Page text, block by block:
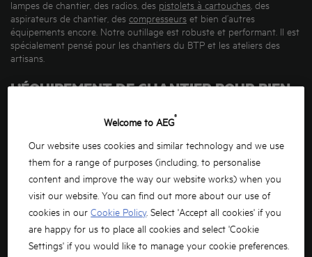
lampes de chantier, des radios, des pistolets à cartouches , des
aspirateurs de chantier, descompresseurs et bien d’autres
équipements encore. Notre outillage est robuste et performant. Il est
spécialement pensé pour les chantiers du BTP et les ateliers des
artisans.
L’ÉQUIPEMENT DE CHANTIER POUR BIEN
Il y a toujours quelque chose à mesurer sur un chantier.
VOIR PLUS
VENTILATEURS ÉCLAIRAGE RADIOS DE CHANTIER
Welcome to AEG®
Our website uses cookies and similar technology and we use
them for a range of purposes (including, to personalise
content and improve the way our website works) when you
visit our website. You can find out more about our use of
cookies in ourCookie Policy. Select 'Accept all cookies' if you
are happy for us to place all cookies and select 'Cookie
Settings' if you would like to manage your cookie preferences.